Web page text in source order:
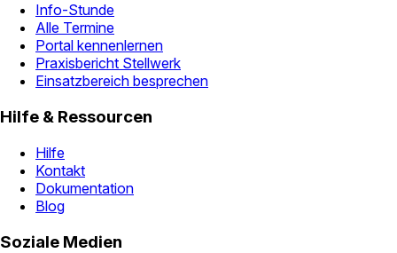
Info-Stunde
Alle Termine
Portal kennenlernen
Praxisbericht Stellwerk
Einsatzbereich besprechen
Hilfe & Ressourcen
Hilfe
Kontakt
Dokumentation
Blog
Soziale Medien